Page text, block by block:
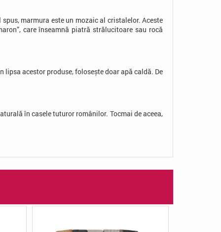
marmura este un mozaic al cristalelor. Aceste
care înseamnă piatră strălucitoare sau rocă
acestor produse, folosește doar apă caldă. De
în casele tuturor românilor. Tocmai de aceea,